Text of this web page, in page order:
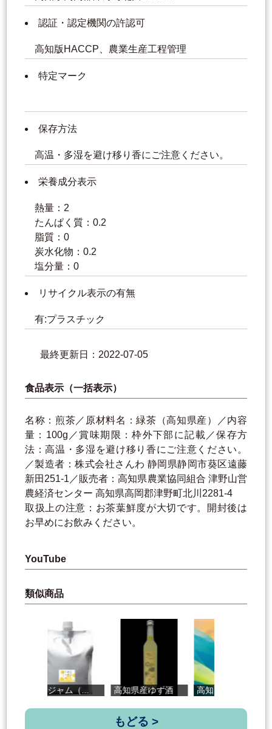
認証・認定機関の許認可
高知版HACCP、農業生産工程管理
特定マーク
保存方法
高温・多湿を避け移り香にご注意ください。
栄養成分表示
熱量：2
たんぱく質：0.2
脂質：0
炭水化物：0.2
塩分量：0
リサイクル表示の有無
有:プラスチック
最終更新日：2022-07-05
食品表示（一括表示）
名称：煎茶／原材料名：緑茶（高知県産）／内容
量：100g／賞味期限：枠外下部に記載／保存方
法：高温・多湿を避け移り香にご注意ください。
／製造者：株式会社さんわ 静岡県静岡市葵区遠藤
新田251-1／販売者：高知県農業協同組合 津野山営
農経済センター 高知県高岡郡津野町北川2281-4
取扱上の注意：お茶葉鮮度が大切です。開封後は
お早めにお飲みください。
YouTube
類似商品
ゆずジャム（... 高知県産ゆず酒 高知クラフト...
もどる >